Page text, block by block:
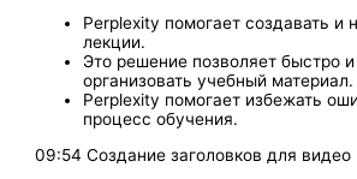
Perplexity помогает создавать и
лекции.
Это решение позволяет быстро
организовать учебный материал.
Perplexity помогает избежать
процесс обучения.
09:54 Создание заголовков для видео